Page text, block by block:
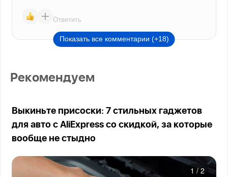
Ответить
Показать все комментарии (+18)
Рекомендуем
Выкиньте присоски: 7 стильных гаджетов
для авто с AliExpress со скидкой, за которые
вообще не стыдно
1 / 2